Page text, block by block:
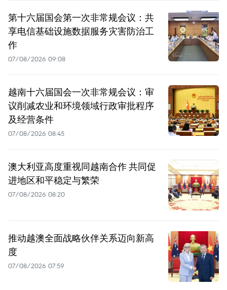
第十六届国会第一次非常规会议：共
享电信基础设施数据服务灾害防治工
作
07/08/2026 09:08
越南十六届国会一次非常规会议：审
议削减农业和环境领域行政审批程序
及经营条件
07/08/2026 08:45
澳大利亚高度重视同越南合作 共同促
进地区和平稳定与繁荣
07/08/2026 08:20
推动越澳全面战略伙伴关系迈向新高
度
07/08/2026 07:59